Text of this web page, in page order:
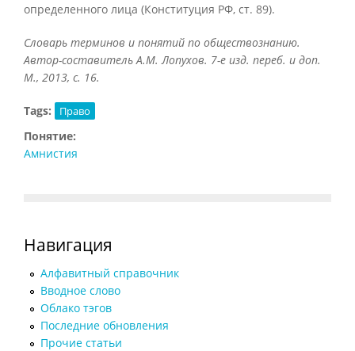
определенного лица (Конституция РФ, ст. 89).
Словарь терминов и понятий по обществознанию.
Автор-составитель А.М. Лопухов. 7-е изд. переб. и доп.
М., 2013, с. 16.
Tags: Право
Понятие:
Амнистия
Навигация
Алфавитный справочник
Вводное слово
Облако тэгов
Последние обновления
Прочие статьи